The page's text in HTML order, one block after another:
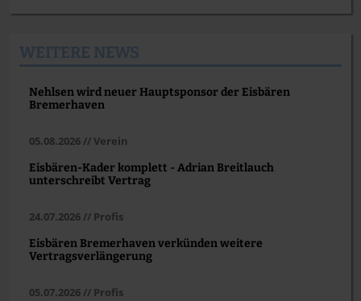
Nehlsen wird neuer Hauptsponsor der Eisbären
Bremerhaven
05.08.2026 // Verein
Eisbären-Kader komplett - Adrian Breitlauch
unterschreibt Vertrag
24.07.2026 // Profis
Eisbären Bremerhaven verkünden weitere
Vertragsverlängerung
05.07.2026 // Profis